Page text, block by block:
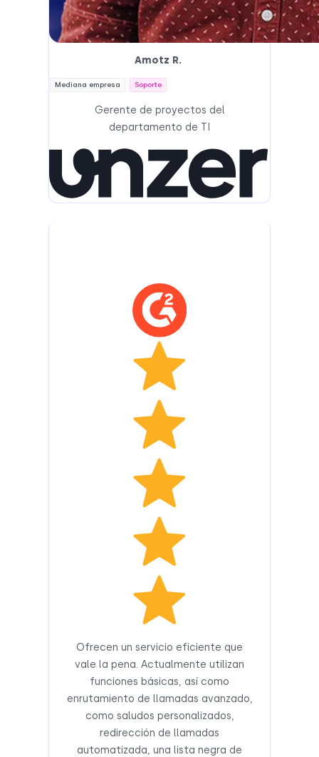
Amotz R.
Mediana empresa Soporte
Gerente de proyectos del
departamento de TI
Ofrecen un servicio eficiente que
vale la pena. Actualmente utilizan
funciones básicas, así como
enrutamiento de llamadas avanzado,
como saludos personalizados,
redirección de llamadas
automatizada, una lista negra de